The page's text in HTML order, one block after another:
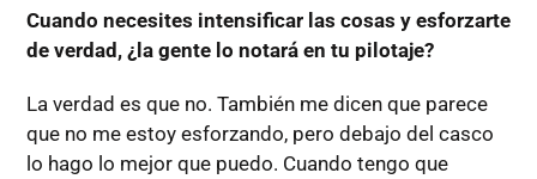
Cuando necesites intensificar las cosas y esforzarte
de verdad, ¿la gente lo notará en tu pilotaje?
La verdad es que no. También me dicen que parece
que no me estoy esforzando, pero debajo del casco
lo hago lo mejor que puedo. Cuando tengo que